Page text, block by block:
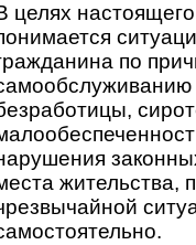
целях
по
жительства,